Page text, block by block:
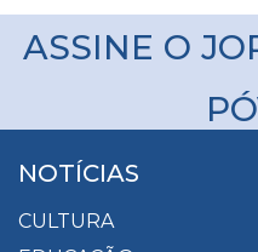
ASSINE O
NOTÍCIAS
CULTURA